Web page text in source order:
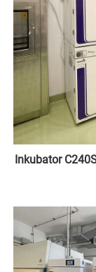
Inkubator